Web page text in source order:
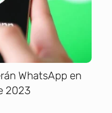
WhatsApp en
2023